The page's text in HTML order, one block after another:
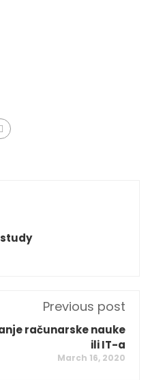
Previous post
računarske nauke
ili IT-a
March 16, 2020